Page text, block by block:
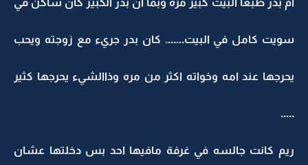
أم بدر طبعا البيت كبير مره وبما ان بدر الكبير كان ساكن في
سويت كامل في البيت....... كان بدر جريء مع زوجته ويحب
يحرجها عند امه وخواته اكثر من مره وذاالشيء يحرجها كثير
.....
ريم كانت جالسه في غرفة مافيها احد بس دخلتها عشان